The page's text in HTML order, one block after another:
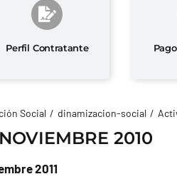
Perfil Contratante
Social dinamizacion-social
2010
2011